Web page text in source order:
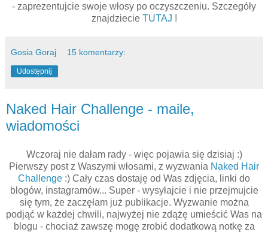
- zaprezentujcie swoje włosy po oczyszczeniu. Szczegóły
znajdziecie TUTAJ !
Gosia Goraj 15 komentarzy:
Udostępnij
Naked Hair Challenge - maile,
wiadomości
Wczoraj nie dałam rady - więc pojawia się dzisiaj :)
Pierwszy post z Waszymi włosami, z wyzwania Naked Hair
Challenge :) Cały czas dostaję od Was zdjęcia, linki do
blogów, instagramów... Super - wysyłajcie i nie przejmujcie
się tym, że zaczęłam już publikacje. Wyzwanie można
podjąć w każdej chwili, najwyżej nie zdążę umieścić Was na
blogu - chociaż zawszę mogę zrobić dodatkową notkę za